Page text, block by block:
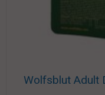
Wolfsblut Adult